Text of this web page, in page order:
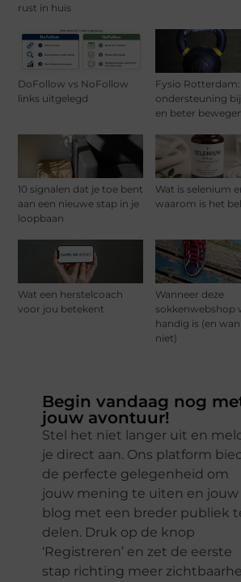
rust in huis
DoFollow vs NoFollow
links uitgelegd
Fysio Rotterdam:
ondersteuning
en beter
10 signalen dat je toe bent
aan een nieuwe stap in je
loopbaan
Wat is selenium
waarom is het
Wat een herstelcoach
voor jou betekent
Wanneer deze
sokkenwebshop
handig is (en
niet)
Begin vandaag nog
jouw avontuur!
Stel het niet langer uit en
je direct aan. Ons platform
de perfecte gelegenheid om
jouw mening te uiten en jouw
blog met een breder publiek
delen. Druk op de knop
‘Registreren’ en zet de eerste
stap richting meer